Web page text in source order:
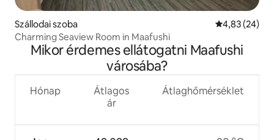
Szállodai szoba Átlagos
4,83 (24)
Charming Seaview Room in Maafushi
Mikor érdemes ellátogatni Maafushi
városába?
Hónap
Átlagos
ár
Átlaghőmérséklet